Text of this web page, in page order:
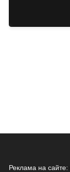
Реклама на сайте: